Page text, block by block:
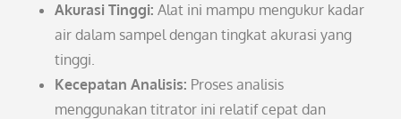
Akurasi Tinggi: Alat ini mampu mengukur kadar
air dalam sampel dengan tingkat akurasi yang
tinggi.
Kecepatan Analisis: Proses analisis
menggunakan titrator ini relatif cepat dan